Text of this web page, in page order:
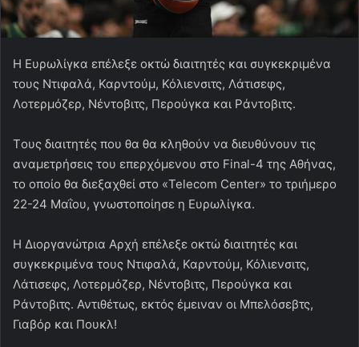
Η Ευρωλίγκα επέλεξε οκτώ διαιτητές και συγκεκριμένα
τους Ντιφαλά, Καρντούμ, Κόλιενσιτς, Λάτισεφς,
Λοτερμόζερ, Νέντοβιτς, Περούγκα και Ράντοβιτς.
Tους διαιτητές που θα θα κληθούν να διευθύνουν τις
αναμετρήσεις του επερχόμενου στο Final-4 της Αθήνας,
το οποίο θα διεξαχθεί στο «Telecom Center» το τριήμερο
22-24 Μαΐου, γνωστοποίησε η Ευρωλίγκα.
Η Διοργανώτρια Αρχή επέλεξε οκτώ διαιτητές και
συγκεκριμένα τους Ντιφαλά, Καρντούμ, Κόλιενσιτς,
Λάτισεφς, Λοτερμόζερ, Νέντοβιτς, Περούγκα και
Ράντοβιτς. Αντιθέτως, εκτός έμειναν οι Μπελόσεβτς,
Γιαβόρ και Πουκλ!